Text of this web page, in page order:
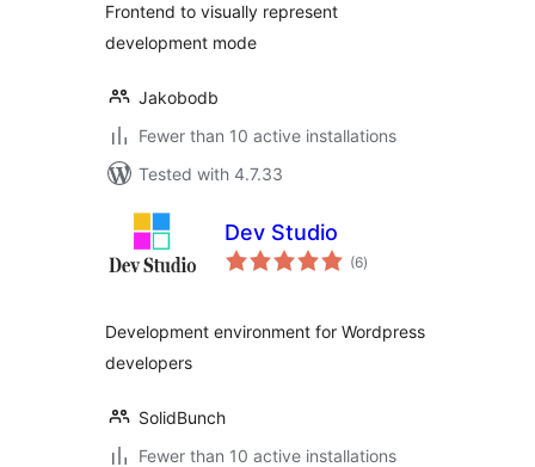
Frontend to visually represent
development mode
Jakobodb
Fewer than 10 active installations
Tested with 4.7.33
Dev Studio
(6total
ratings
)
Development environment for Wordpress
developers
SolidBunch
Fewer than 10 active installations